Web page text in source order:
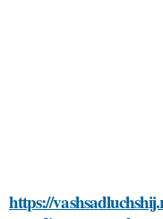
https://